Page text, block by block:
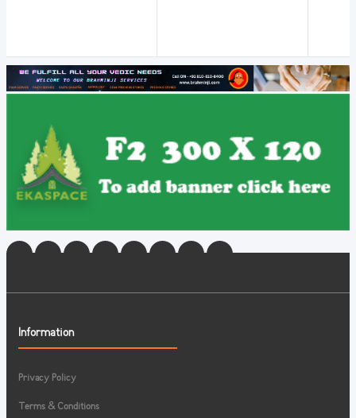
Information
Privacy Policy
Terms & Conditions